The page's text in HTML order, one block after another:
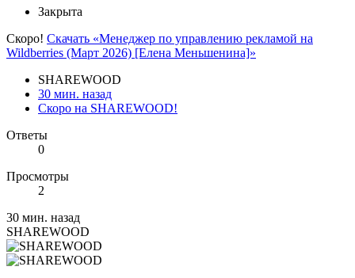
Закрыта
Скоро! Скачать «Менеджер по управлению рекламой на
Wildberries (Март 2026) [Елена Меньшенина]»
SHAREWOOD
30 мин. назад
Скоро на SHAREWOOD!
Ответы
0
Просмотры
2
30 мин. назад
SHAREWOOD